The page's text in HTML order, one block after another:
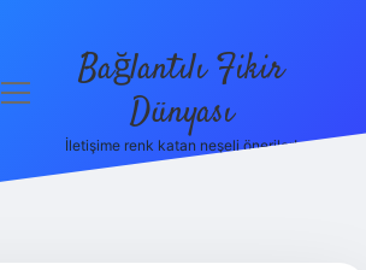
menüyü
Bağlantılı Fikir
Dünyası
İletişime renk katan neşeli öneriler!